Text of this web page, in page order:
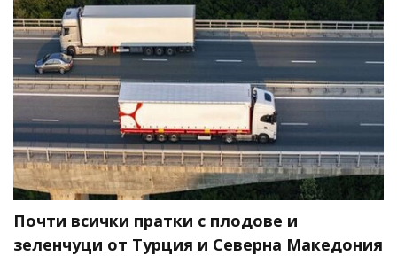
Почти всички пратки с плодове и
зеленчуци от Турция и Северна Македония